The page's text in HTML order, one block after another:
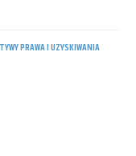
PRAWA I UZYSKIWANIA